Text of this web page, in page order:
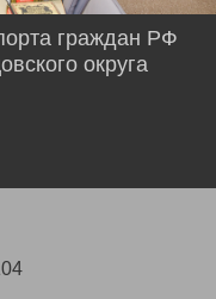
граждан РФ
округа